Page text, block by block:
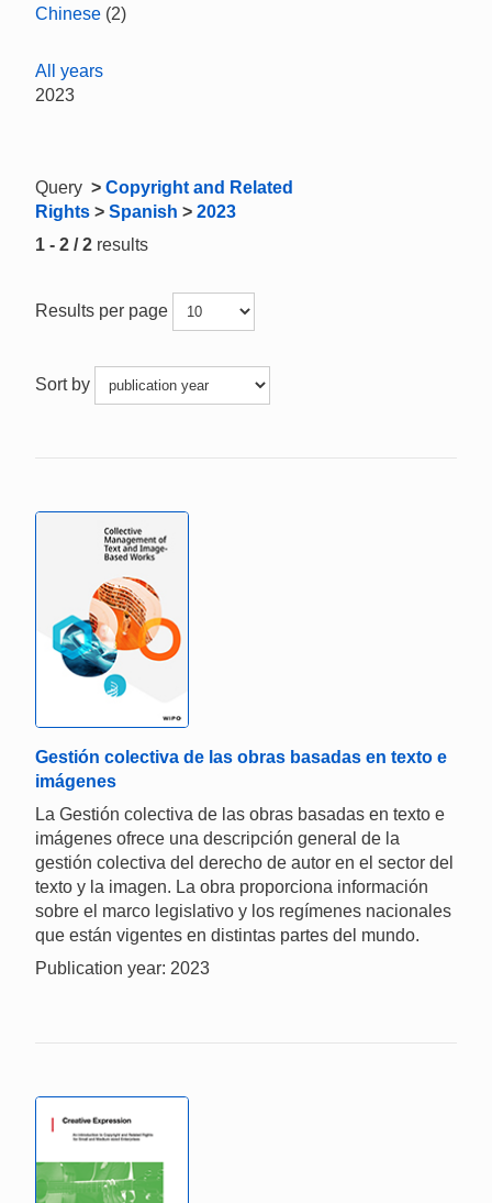
Chinese (2)
All years
2023
Query > Copyright and Related
Rights > Spanish > 2023
1 - 2 / 2 results
Results per page
Sort by
Gestión colectiva de las obras basadas en texto e
imágenes
La Gestión colectiva de las obras basadas en texto e
imágenes ofrece una descripción general de la
gestión colectiva del derecho de autor en el sector del
texto y la imagen. La obra proporciona información
sobre el marco legislativo y los regímenes nacionales
que están vigentes en distintas partes del mundo.
Publication year: 2023